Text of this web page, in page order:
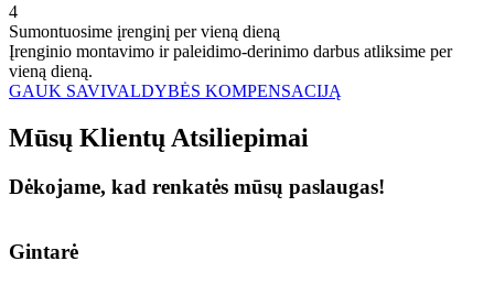
4
Sumontuosime įrenginį per vieną dieną
Įrenginio montavimo ir paleidimo-derinimo darbus atliksime per
vieną dieną.
GAUK SAVIVALDYBĖS KOMPENSACIJĄ
Mūsų Klientų Atsiliepimai
Dėkojame, kad renkatės mūsų paslaugas!
Gintarė